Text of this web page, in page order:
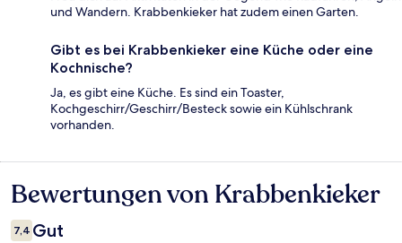
und Wandern. Krabbenkieker hat zudem einen Garten.
Gibt es bei Krabbenkieker eine Küche oder eine
Kochnische?
Ja, es gibt eine Küche. Es sind ein Toaster,
Kochgeschirr/Geschirr/Besteck sowie ein Kühlschrank
vorhanden.
Bewertungen
Bewertungen von Krabbenkieker
7,4 Gut